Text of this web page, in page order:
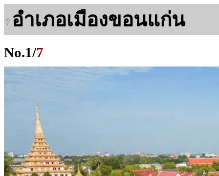
อำเภอเมืองขอนแก่น
No.1/7